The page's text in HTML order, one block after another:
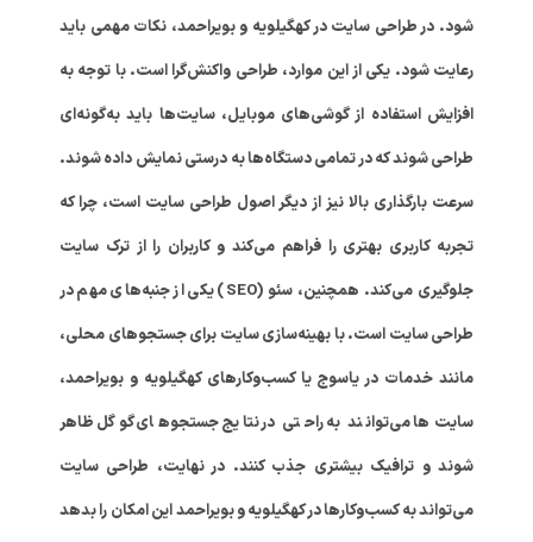
شود. در طراحی سایت در کهگیلویه و بویراحمد، نکات مهمی باید
رعایت شود. یکی از این موارد، طراحی واکنش‌گرا است. با توجه به
افزایش استفاده از گوشی‌های موبایل، سایت‌ها باید به‌گونه‌ای
طراحی شوند که در تمامی دستگاه‌ها به درستی نمایش داده شوند.
سرعت بارگذاری بالا نیز از دیگر اصول طراحی سایت است، چرا که
تجربه کاربری بهتری را فراهم می‌کند و کاربران را از ترک سایت
جلوگیری می‌کند. همچنین، سئو (SEO) یکی از جنبه‌های مهم در
طراحی سایت است. با بهینه‌سازی سایت برای جستجوهای محلی،
مانند خدمات در یاسوج یا کسب‌وکارهای کهگیلویه و بویراحمد،
سایت‌ها می‌توانند به راحتی در نتایج جستجوهای گوگل ظاهر
شوند و ترافیک بیشتری جذب کنند. در نهایت، طراحی سایت
می‌تواند به کسب‌وکارها در کهگیلویه و بویراحمد این امکان را بدهد